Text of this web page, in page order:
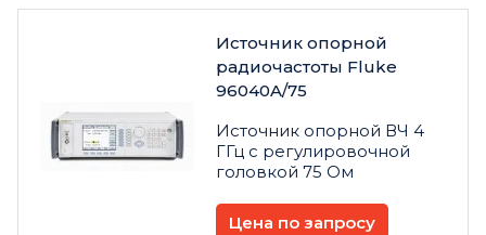
Источник опорной
радиочастоты Fluke
96040A/75
Источник опорной ВЧ 4
ГГц с регулировочной
головкой 75 Ом
Цена по запросу